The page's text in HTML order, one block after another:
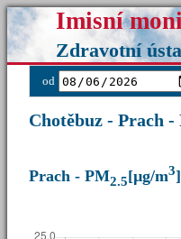
Imisní
Zdravotní
od
Chotěbuz - Prach -
Prach - PM2.5[µg/m3]